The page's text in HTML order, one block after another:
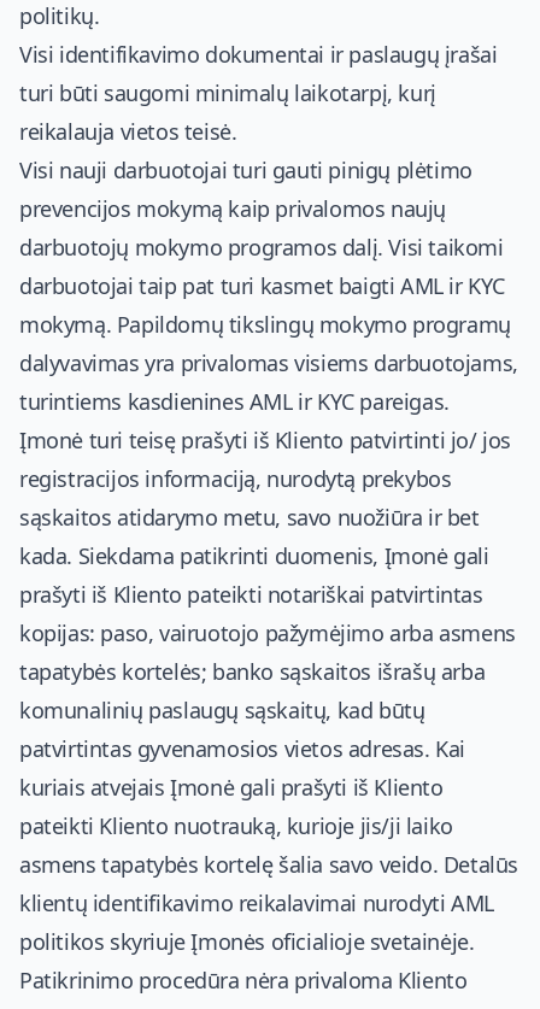
politikų.
Visi identifikavimo dokumentai ir paslaugų įrašai
turi būti saugomi minimalų laikotarpį, kurį
reikalauja vietos teisė.
Visi nauji darbuotojai turi gauti pinigų plėtimo
prevencijos mokymą kaip privalomos naujų
darbuotojų mokymo programos dalį. Visi taikomi
darbuotojai taip pat turi kasmet baigti AML ir KYC
mokymą. Papildomų tikslingų mokymo programų
dalyvavimas yra privalomas visiems darbuotojams,
turintiems kasdienines AML ir KYC pareigas.
Įmonė turi teisę prašyti iš Kliento patvirtinti jo/ jos
registracijos informaciją, nurodytą prekybos
sąskaitos atidarymo metu, savo nuožiūra ir bet
kada. Siekdama patikrinti duomenis, Įmonė gali
prašyti iš Kliento pateikti notariškai patvirtintas
kopijas: paso, vairuotojo pažymėjimo arba asmens
tapatybės kortelės; banko sąskaitos išrašų arba
komunalinių paslaugų sąskaitų, kad būtų
patvirtintas gyvenamosios vietos adresas. Kai
kuriais atvejais Įmonė gali prašyti iš Kliento
pateikti Kliento nuotrauką, kurioje jis/ji laiko
asmens tapatybės kortelę šalia savo veido. Detalūs
klientų identifikavimo reikalavimai nurodyti AML
politikos skyriuje Įmonės oficialioje svetainėje.
Patikrinimo procedūra nėra privaloma Kliento